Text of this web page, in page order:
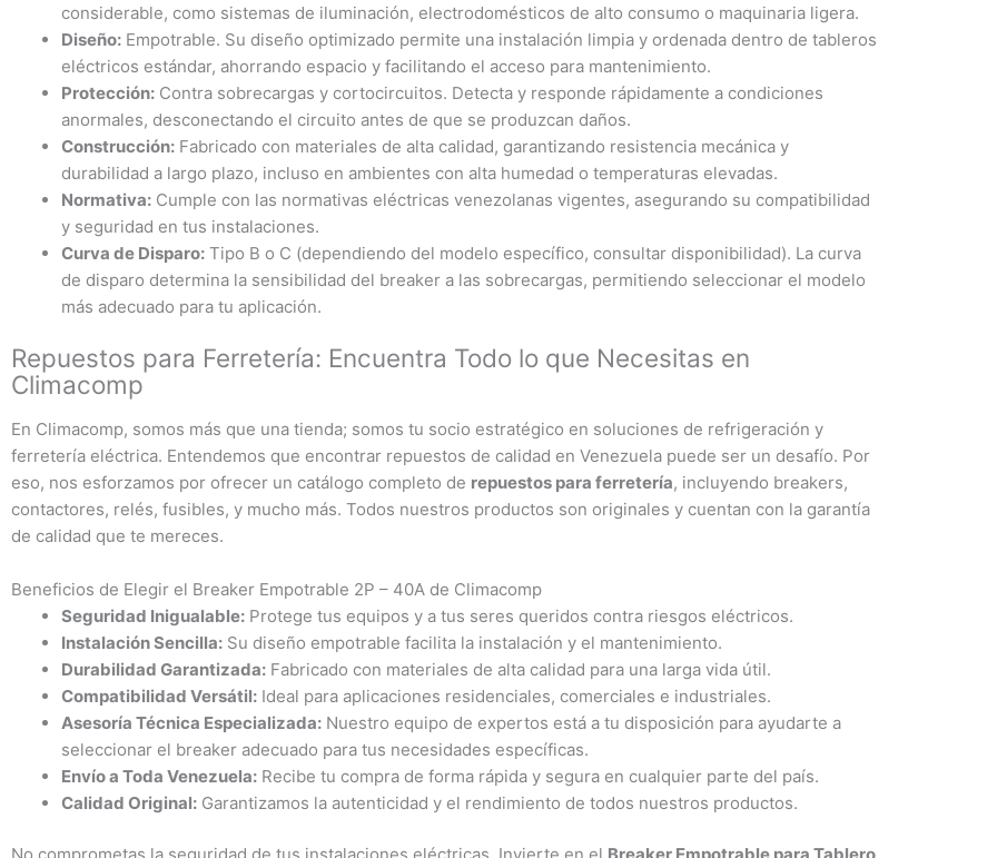
considerable, como sistemas de iluminación, electrodomésticos de alto consumo o maquinaria ligera.
Diseño: Empotrable. Su diseño optimizado permite una instalación limpia y ordenada dentro de tableros
eléctricos estándar, ahorrando espacio y facilitando el acceso para mantenimiento.
Protección: Contra sobrecargas y cortocircuitos. Detecta y responde rápidamente a condiciones
anormales, desconectando el circuito antes de que se produzcan daños.
Construcción: Fabricado con materiales de alta calidad, garantizando resistencia mecánica y
durabilidad a largo plazo, incluso en ambientes con alta humedad o temperaturas elevadas.
Normativa: Cumple con las normativas eléctricas venezolanas vigentes, asegurando su compatibilidad
y seguridad en tus instalaciones.
Curva de Disparo: Tipo B o C (dependiendo del modelo específico, consultar disponibilidad). La curva
de disparo determina la sensibilidad del breaker a las sobrecargas, permitiendo seleccionar el modelo
más adecuado para tu aplicación.
Repuestos para Ferretería: Encuentra Todo lo que Necesitas en
Climacomp
En Climacomp, somos más que una tienda; somos tu socio estratégico en soluciones de refrigeración y
ferretería eléctrica. Entendemos que encontrar repuestos de calidad en Venezuela puede ser un desafío. Por
eso, nos esforzamos por ofrecer un catálogo completo de repuestos para ferretería, incluyendo breakers,
contactores, relés, fusibles, y mucho más. Todos nuestros productos son originales y cuentan con la garantía
de calidad que te mereces.
Beneficios de Elegir el Breaker Empotrable 2P – 40A de Climacomp
Seguridad Inigualable: Protege tus equipos y a tus seres queridos contra riesgos eléctricos.
Instalación Sencilla: Su diseño empotrable facilita la instalación y el mantenimiento.
Durabilidad Garantizada: Fabricado con materiales de alta calidad para una larga vida útil.
Compatibilidad Versátil: Ideal para aplicaciones residenciales, comerciales e industriales.
Asesoría Técnica Especializada: Nuestro equipo de expertos está a tu disposición para ayudarte a
seleccionar el breaker adecuado para tus necesidades específicas.
Envío a Toda Venezuela: Recibe tu compra de forma rápida y segura en cualquier parte del país.
Calidad Original: Garantizamos la autenticidad y el rendimiento de todos nuestros productos.